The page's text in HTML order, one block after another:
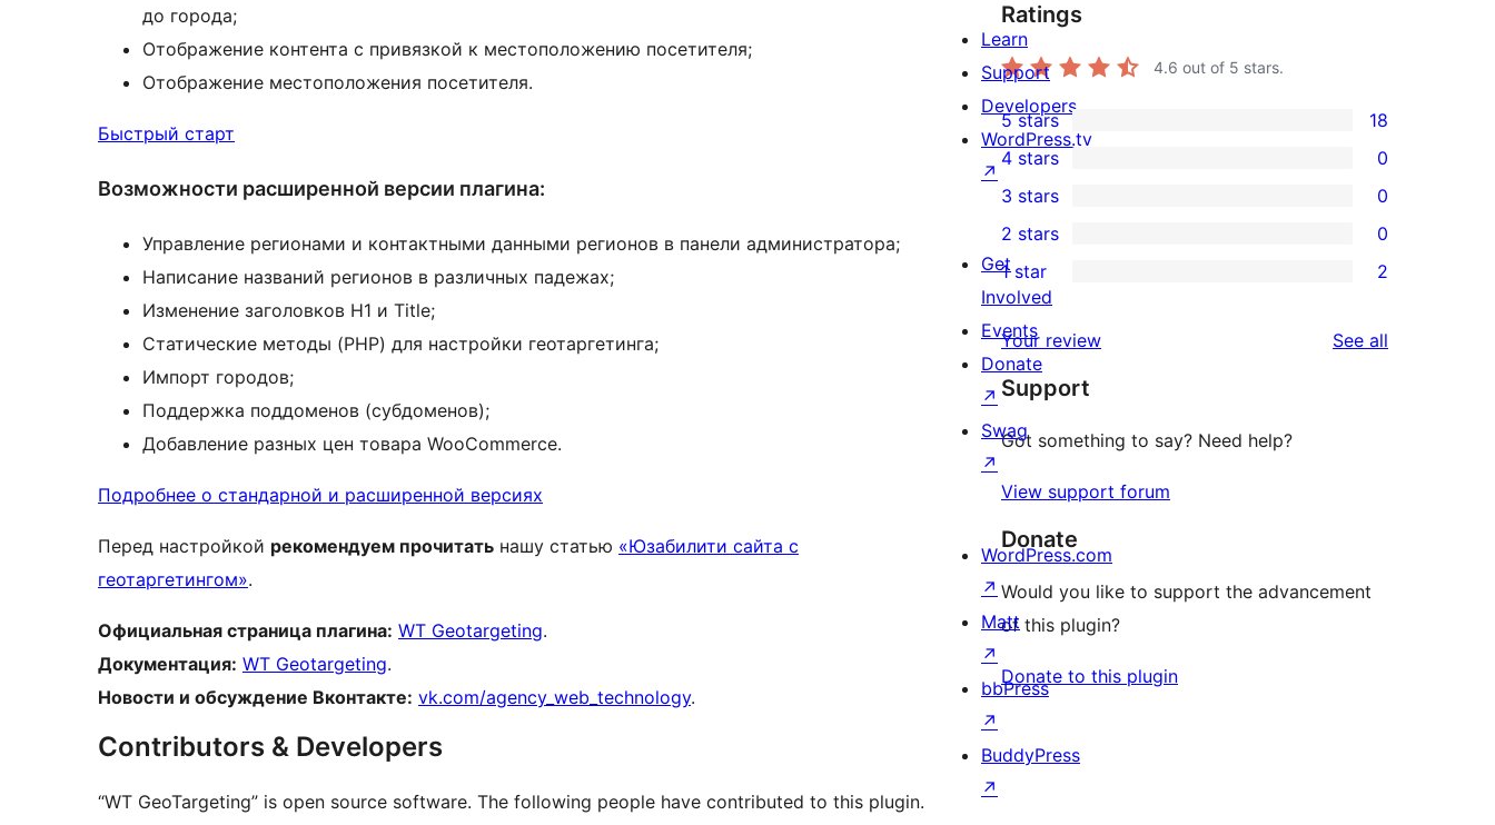
до города;
Отображение контента с привязкой к местоположению посетителя;
Отображение местоположения посетителя.
Быстрый старт
Возможности расширенной версии плагина:
Управление регионами и контактными данными регионов в панели администратора;
Написание названий регионов в различных падежах;
Изменение заголовков H1 и Title;
Статические методы (PHP) для настройки геотаргетинга;
Импорт городов;
Поддержка поддоменов (субдоменов);
Добавление разных цен товара WooCommerce.
Подробнее о стандарной и расширенной версиях
Перед настройкой рекомендуем прочитать нашу статью «Юзабилити сайта с
геотаргетингом».
Официальная страница плагина: WT Geotargeting.
Документация: WT Geotargeting.
Новости и обсуждение Вконтакте: vk.com/agency_web_technology.
Contributors & Developers
“WT GeoTargeting” is open source software. The following people have contributed to this plugin.
Ratings
4.6 out of 5 stars.
18
5-
star
reviews
5 stars 18
4-
star
reviews
4 stars 0
0
3-
star
reviews
3 stars 0
2-
reviews
2 stars 0
star
reviews
1 star 2
Your review See all
Support
Got something to say? Need help?
View support forum
Donate
Would you like to support the advancement
of this plugin?
Donate to this plugin
Learn
Support
Developers
WordPress.tv
↗
Get
Involved
Events
Donate
↗
Swag
↗
WordPress.com
↗
Matt
↗
bbPress
↗
BuddyPress
↗